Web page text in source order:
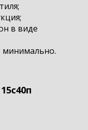
в виде
минимально.